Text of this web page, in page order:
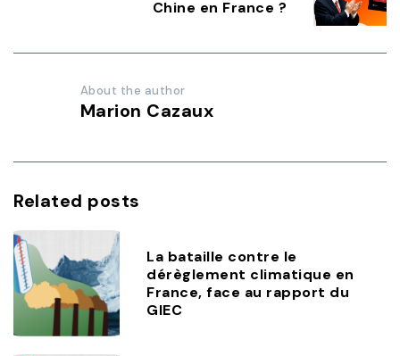
Chine en France ?
About the author
Marion Cazaux
Related posts
La bataille contre le
dérèglement climatique en
France, face au rapport du
GIEC